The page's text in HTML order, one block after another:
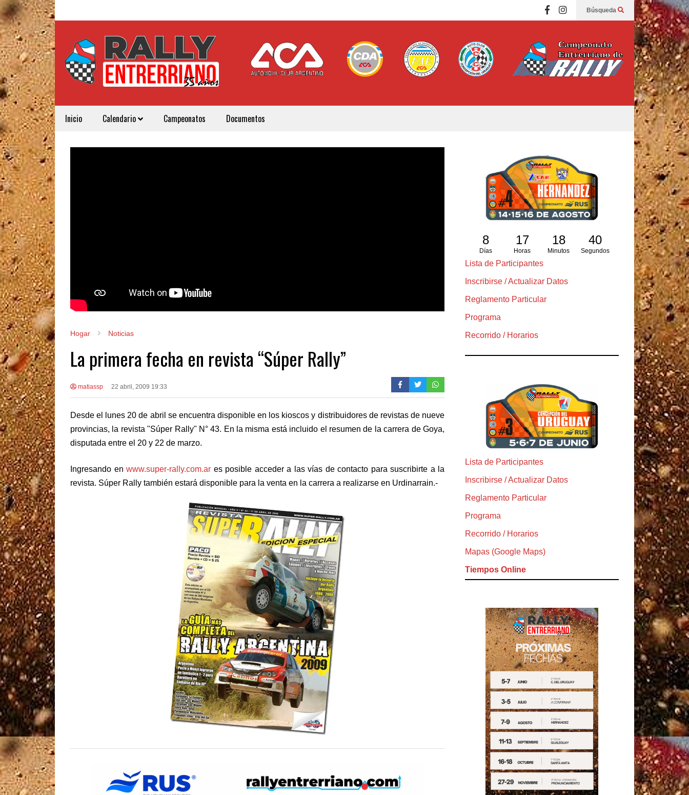
Búsqueda
Inicio Calendario Campeonatos Documentos
Hogar Noticias
La primera fecha en revista “Súper Rally”
matiassp 22 abril, 2009 19:33
Desde el lunes 20 de abril se encuentra disponible en los kioscos y distribuidores de revistas de nueve
provincias, la revista "Súper Rally" N° 43. En la misma está incluido el resumen de la carrera de Goya,
disputada entre el 20 y 22 de marzo.
Ingresando en www.super-rally.com.ar es posible acceder a las vías de contacto para suscribirte a la
revista. Súper Rally también estará disponible para la venta en la carrera a realizarse en Urdinarrain.-
8
Días
17
Horas
18
Minutos
39
Segundos
Lista de Participantes
Inscribirse / Actualizar Datos
Reglamento Particular
Programa
Recorrido / Horarios
Lista de Participantes
Inscribirse / Actualizar Datos
Reglamento Particular
Programa
Recorrido / Horarios
Mapas (Google Maps)
Tiempos Online